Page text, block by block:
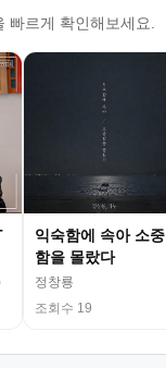
빠르게 확인해보세요.
익숙함에 속아 소중
함을 몰랐다
정창룡
조회수 19